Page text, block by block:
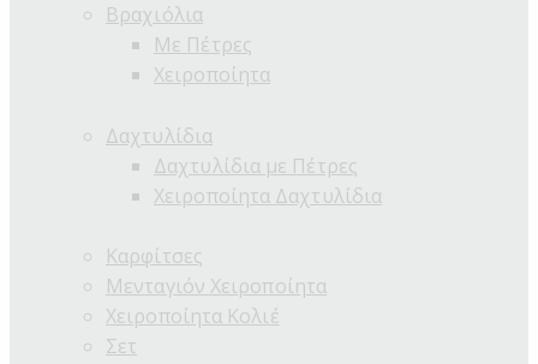
Βραχιόλια
Με Πέτρες
Χειροποίητα
Δαχτυλίδια
Δαχτυλίδια με Πέτρες
Χειροποίητα Δαχτυλίδια
Καρφίτσες
Μενταγιόν Χειροποίητα
Χειροποίητα Κολιέ
Σετ